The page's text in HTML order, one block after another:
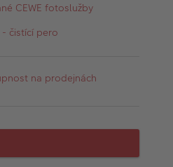
CEWE fotoslužby
- čistící pero
na prodejnách